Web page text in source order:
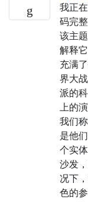
我正
码完
该主
解释
充满
界大
派的
上的
我们
是他
个实
沙发
况下
色的